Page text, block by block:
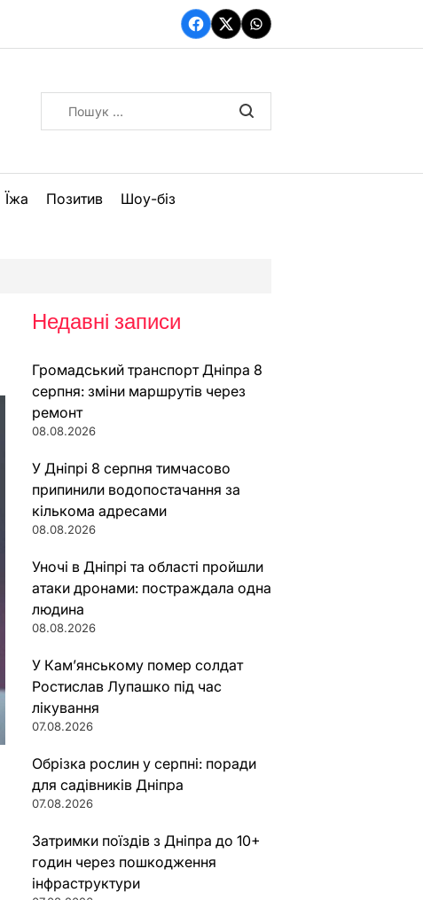
Facebook
TwitterWhatsApp
Їжа Позитив Шоу-біз
Недавні записи
Громадський транспорт Дніпра 8
серпня: зміни маршрутів через
ремонт
08.08.2026
У Дніпрі 8 серпня тимчасово
припинили водопостачання за
кількома адресами
08.08.2026
Уночі в Дніпрі та області пройшли
атаки дронами: постраждала одна
людина
08.08.2026
У Кам’янському помер солдат
Ростислав Лупашко під час
лікування
07.08.2026
Обрізка рослин у серпні: поради
для садівників Дніпра
07.08.2026
Затримки поїздів з Дніпра до 10+
годин через пошкодження
інфраструктури